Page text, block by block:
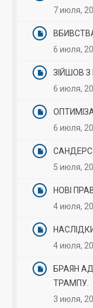
7 июля,
6 июля,
ЗІЙШОВ З
6 июля,
6 июля,
5 июля,
НОВІ
4 июля,
4 июля,
БРАЯН
ТРАМПУ.
3 июля,